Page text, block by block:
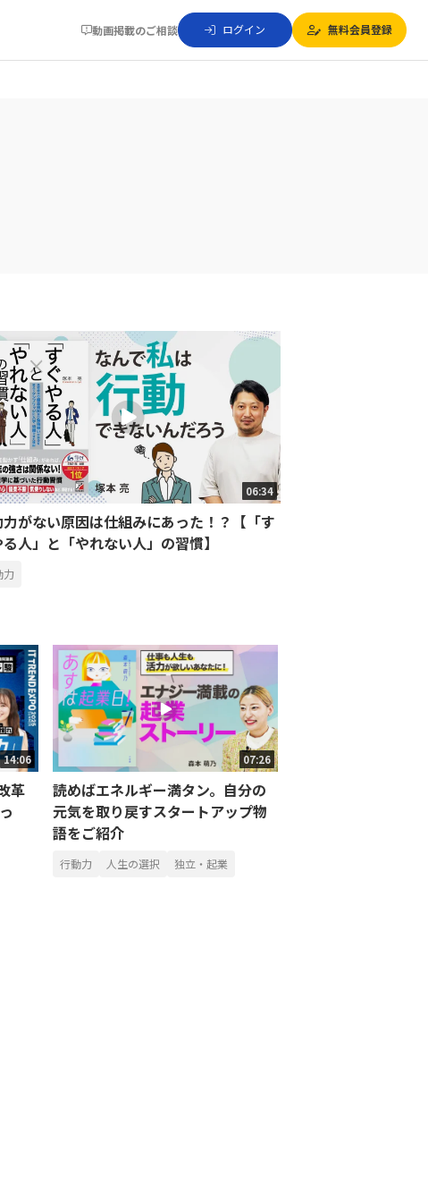
動画掲載のご相談 ログイン 無料会員登録
06:34
がない原因は仕組みにあった！？【「す
る人」と「やれない人」の習慣】
力
14:06
革
07:26
読めばエネルギー満タン。自分の
元気を取り戻すスタートアップ物
語をご紹介
行動力 人生の選択 独立・起業